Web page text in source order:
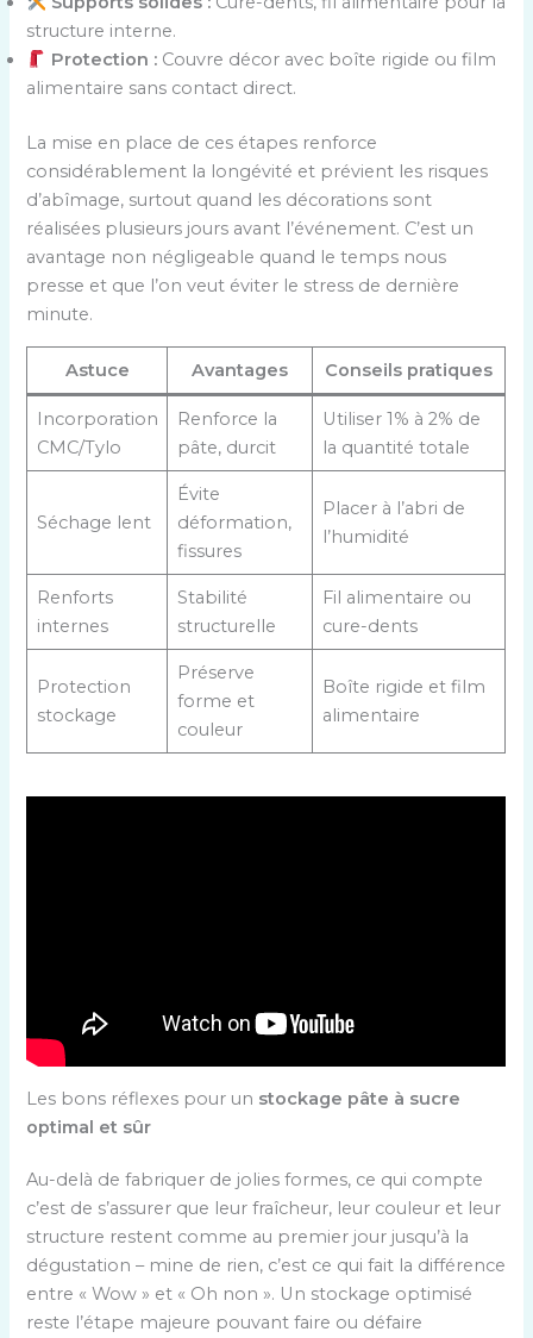
structure interne.
Protection : Couvre décor avec boîte rigide ou film
alimentaire sans contact direct.
La mise en place de ces étapes renforce
considérablement la longévité et prévient les risques
d’abîmage, surtout quand les décorations sont
réalisées plusieurs jours avant l’événement. C’est un
avantage non négligeable quand le temps nous
presse et que l’on veut éviter le stress de dernière
minute.
Astuce Avantages Conseils pratiques
Incorporation
CMC/Tylo
Renforce la
pâte, durcit
Utiliser 1% à 2% de
la quantité totale
Séchage lent
Évite
déformation,
fissures
Placer à l’abri de
l’humidité
Renforts
internes
Stabilité
structurelle
Fil alimentaire ou
cure-dents
Protection
stockage
Préserve
forme et
couleur
Boîte rigide et film
alimentaire
Les bons réflexes pour un stockage pâte à sucre
optimal et sûr
Au-delà de fabriquer de jolies formes, ce qui compte
c’est de s’assurer que leur fraîcheur, leur couleur et leur
structure restent comme au premier jour jusqu’à la
dégustation – mine de rien, c’est ce qui fait la différence
entre « Wow » et « Oh non ». Un stockage optimisé
reste l’étape majeure pouvant faire ou défaire